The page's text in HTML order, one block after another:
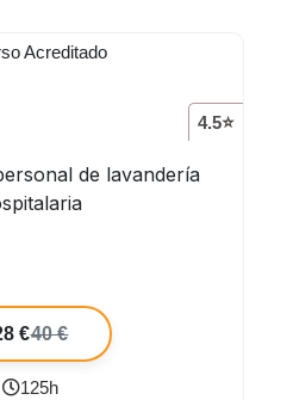
4.5⭐
de lavandería
€40 €
125h